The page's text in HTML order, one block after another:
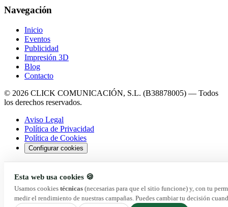
Navegación
Inicio
Eventos
Publicidad
Impresión 3D
Blog
Contacto
© 2026 CLICK COMUNICACIÓN, S.L. (B38878005) — Todos
los derechos reservados.
Aviso Legal
Política de Privacidad
Política de Cookies
Configurar cookies
Esta web usa cookies 🍪
Usamos cookies técnicas (necesarias para que el sitio funcione) y, con tu
medir el rendimiento de nuestras campañas. Puedes cambiar tu decisión